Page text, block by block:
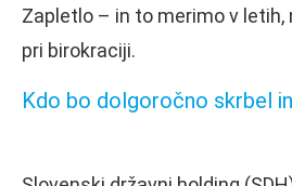
Zapletlo – in to merimo v letih,
pri birokraciji.
Kdo bo dolgoročno skrbel